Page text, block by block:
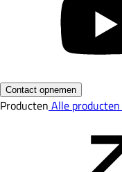
Contact opnemen
Producten Alle producten